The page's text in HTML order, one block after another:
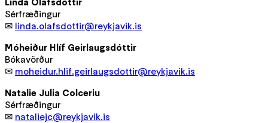
Sérfræðingur
✉ linda.olafsdottir@reykjavik.is
Móheiður Hlíf Geirlaugsdóttir
Bókavörður
✉ moheidur.hlif.geirlaugsdottir@reykjavik.is
Natalie Julia Colceriu
Sérfræðingur
✉ nataliejc@reykjavik.is